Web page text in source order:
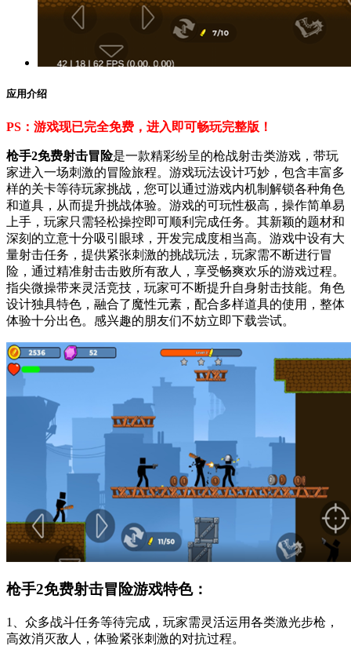
应用介绍
PS：游戏现已完全免费，进入即可畅玩完整版！
枪手2免费射击冒险是一款精彩纷呈的枪战射击类游戏，带玩
家进入一场刺激的冒险旅程。游戏玩法设计巧妙，包含丰富多
样的关卡等待玩家挑战，您可以通过游戏内机制解锁各种角色
和道具，从而提升挑战体验。游戏的可玩性极高，操作简单易
上手，玩家只需轻松操控即可顺利完成任务。其新颖的题材和
深刻的立意十分吸引眼球，开发完成度相当高。游戏中设有大
量射击任务，提供紧张刺激的挑战玩法，玩家需不断进行冒
险，通过精准射击击败所有敌人，享受畅爽欢乐的游戏过程。
指尖微操带来灵活竞技，玩家可不断提升自身射击技能。角色
设计独具特色，融合了魔性元素，配合多样道具的使用，整体
体验十分出色。感兴趣的朋友们不妨立即下载尝试。
枪手2免费射击冒险游戏特色：
1、众多战斗任务等待完成，玩家需灵活运用各类激光步枪，
高效消灭敌人，体验紧张刺激的对抗过程。